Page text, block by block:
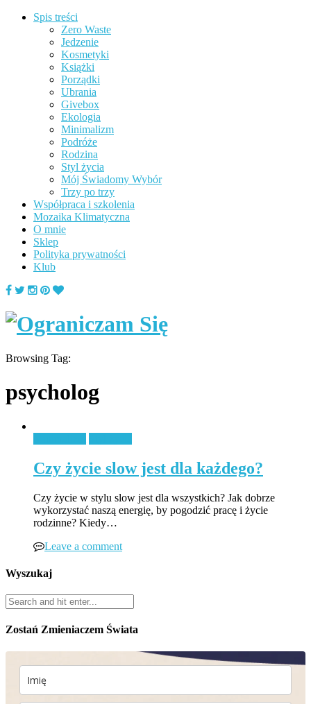
Spis treści
Zero Waste
Jedzenie
Kosmetyki
Książki
Porządki
Ubrania
Givebox
Ekologia
Minimalizm
Podróże
Rodzina
Styl życia
Mój Świadomy Wybór
Trzy po trzy
Współpraca i szkolenia
Mozaika Klimatyczna
O mnie
Sklep
Polityka prywatności
Klub
Browsing Tag:
psycholog
Czy życie slow jest dla każdego?
Czy życie w stylu slow jest dla wszystkich? Jak dobrze
wykorzystać naszą energię, by pogodzić pracę i życie
rodzinne? Kiedy…
Leave a comment
Wyszukaj
Zostań Zmieniaczem Świata